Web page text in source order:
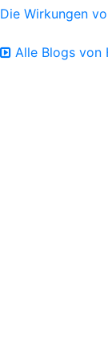
Die Wirkungen
Alle Blogs von